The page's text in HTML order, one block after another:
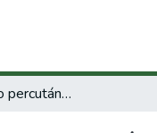
Registro continuo percutáneo de la presión intracraneana